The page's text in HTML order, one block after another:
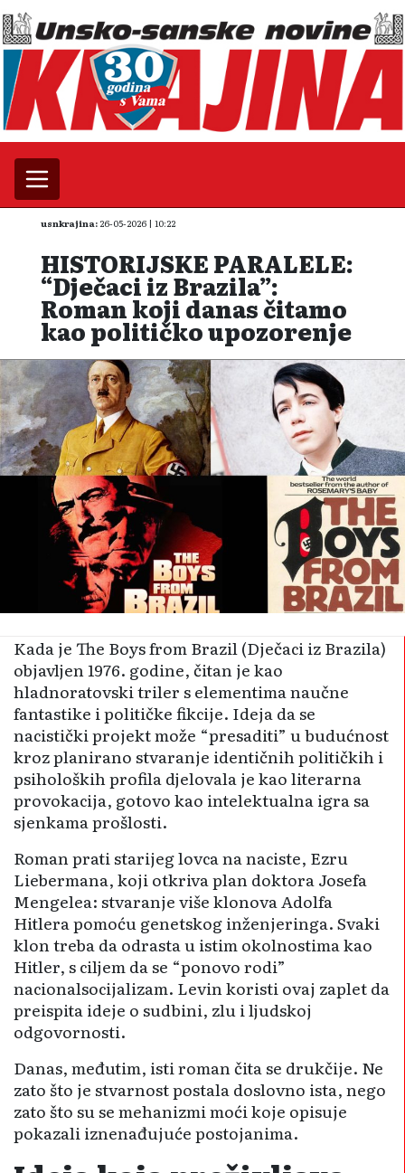
usnkrajina: 26-05-2026 | 10:22
HISTORIJSKE PARALELE:
“Dječaci iz Brazila”:
Roman koji danas čitamo
kao političko upozorenje
Kada je The Boys from Brazil (Dječaci iz Brazila)
objavljen 1976. godine, čitan je kao
hladnoratovski triler s elementima naučne
fantastike i političke fikcije. Ideja da se
nacistički projekt može “presaditi” u budućnost
kroz planirano stvaranje identičnih političkih i
psiholoških profila djelovala je kao literarna
provokacija, gotovo kao intelektualna igra sa
sjenkama prošlosti.
Roman prati starijeg lovca na naciste, Ezru
Liebermana, koji otkriva plan doktora Josefa
Mengelea: stvaranje više klonova Adolfa
Hitlera pomoću genetskog inženjeringa. Svaki
klon treba da odrasta u istim okolnostima kao
Hitler, s ciljem da se “ponovo rodi”
nacionalsocijalizam. Levin koristi ovaj zaplet da
preispita ideje o sudbini, zlu i ljudskoj
odgovornosti.
Danas, međutim, isti roman čita se drukčije. Ne
zato što je stvarnost postala doslovno ista, nego
zato što su se mehanizmi moći koje opisuje
pokazali iznenađujuće postojanima.